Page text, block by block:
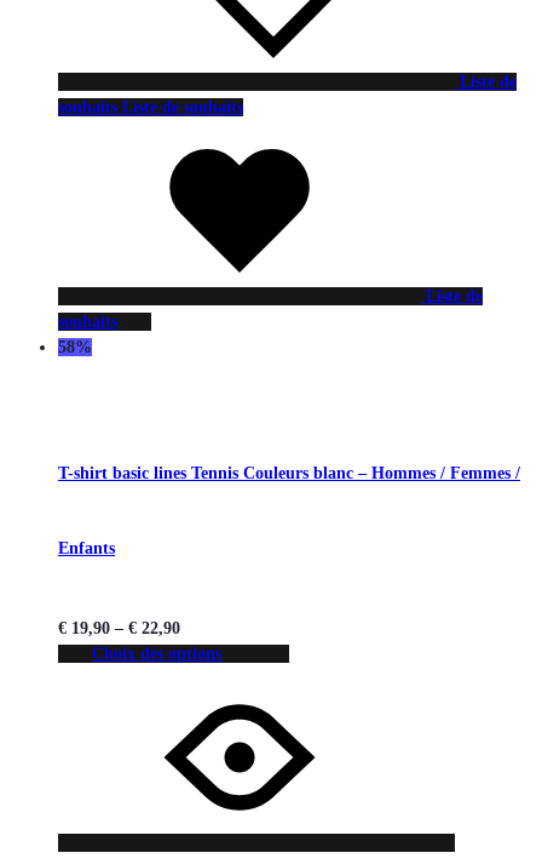
Liste de
souhaits Liste de souhaits
Liste de
souhaits
58%
T-shirt basic lines Tennis Couleurs blanc – Hommes / Femmes /
Enfants
€ 19,90 – € 22,90
Choix des options